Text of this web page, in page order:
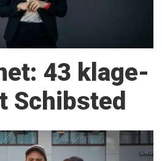
43 klage­
Schibsted